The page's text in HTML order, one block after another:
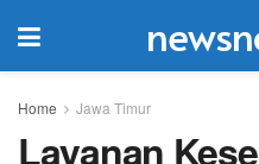
Home Jawa Timur
Layanan